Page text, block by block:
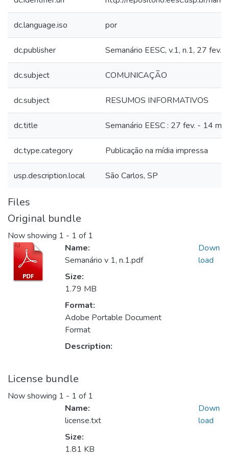
dc.language.iso por
dc.publisher Semanário EESC, v.1, n.1, 27 fev.
dc.subject COMUNICAÇÃO
dc.subject RESUMOS INFORMATIVOS
dc.title Semanário EESC : 27 fev. - 14
dc.type.category Publicação na mídia impressa
usp.description.local São Carlos, SP
Files
Original bundle
Now showing 1 - 1 of 1
Name:
Semanário v 1, n.1.pdf
Size:
1.79 MB
Format:
Adobe Portable Document
Format
Description:
Down
load
License bundle
Now showing 1 - 1 of 1
Name:
license.txt
Size:
1.81 KB
Down
load